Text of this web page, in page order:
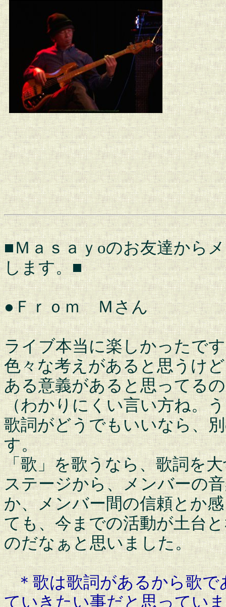
■Ｍａｓａｙoのお友達から
します。■
●Ｆｒｏｍ Ｍさん
ライブ本当に楽しかったで
色々な考えがあると思うけ
ある意義があると思ってる
（わかりにくい言い方ね。
歌詞がどうでもいいなら、
す。
「歌」を歌うなら、歌詞を
ステージから、メンバーの
か、メンバー間の信頼とか
ても、今までの活動が土台
のだなぁと思いました。
＊歌は歌詞があるから
ていきたい事だと思ってい